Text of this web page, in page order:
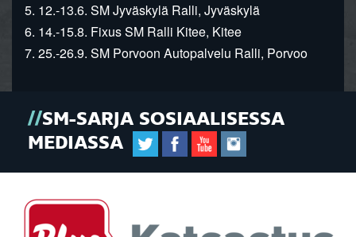
5. 12.-13.6. SM Jyväskylä Ralli, Jyväskylä
6. 14.-15.8. Fixus SM Ralli Kitee, Kitee
7. 25.-26.9. SM Porvoon Autopalvelu Ralli, Porvoo
SM-SARJA SOSIAALISESSA
MEDIASSA